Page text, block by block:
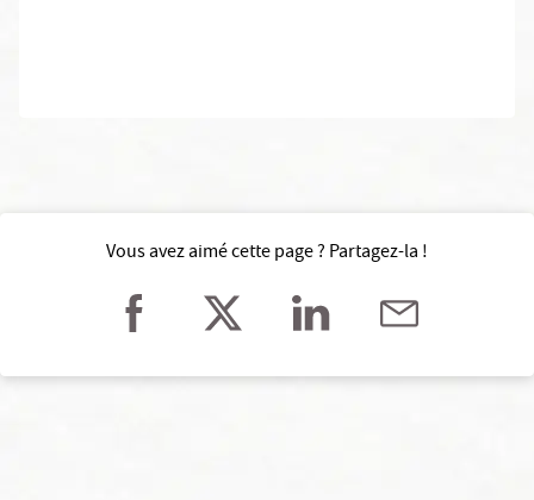
Vous avez aimé cette page ? Partagez-la !